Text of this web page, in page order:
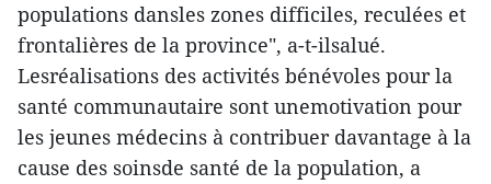
populations dansles zones difficiles, reculées et
frontalières de la province", a-t-ilsalué.
Lesréalisations des activités bénévoles pour la
santé communautaire sont unemotivation pour
les jeunes médecins à contribuer davantage à la
cause des soinsde santé de la population, a